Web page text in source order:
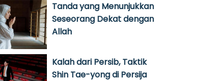
Tanda yang Menunjukkan
Seseorang Dekat dengan
Allah
Kalah dari Persib, Taktik
Shin Tae-yong di Persija